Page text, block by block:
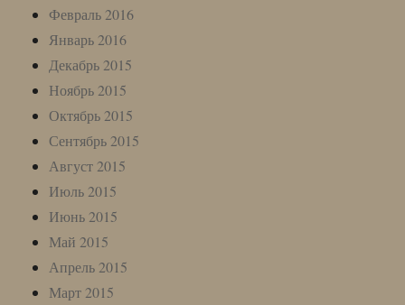
Февраль 2016
Январь 2016
Декабрь 2015
Ноябрь 2015
Октябрь 2015
Сентябрь 2015
Август 2015
Июль 2015
Июнь 2015
Май 2015
Апрель 2015
Март 2015